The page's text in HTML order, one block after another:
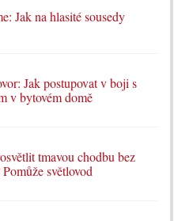
Jak na hlasité sousedy
Jak postupovat v boji s
v bytovém domě
tmavou chodbu bez
světlovod